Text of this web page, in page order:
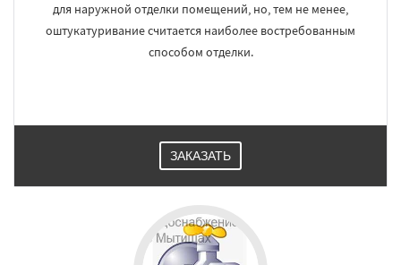
для наружной отделки помещений, но, тем не менее,
оштукатуривание считается наиболее востребованным
способом отделки.
ЗАКАЗАТЬ